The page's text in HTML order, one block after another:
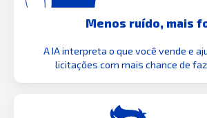
Menos ruído, mais
A IA interpreta o que você vende e
licitações com mais chance de